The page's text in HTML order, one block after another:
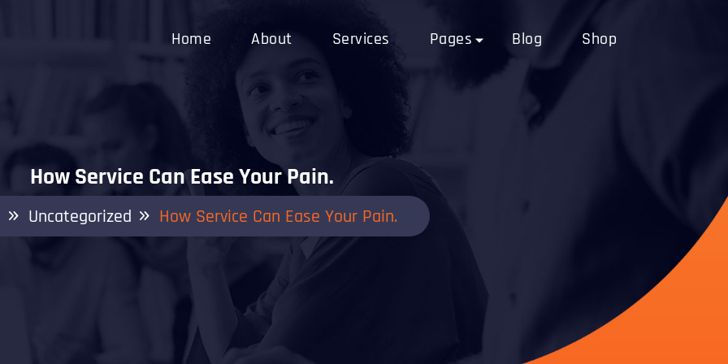
Home About Services Pages Blog Shop
How Service Can Ease Your Pain.
Uncategorized How Service Can Ease Your Pain.